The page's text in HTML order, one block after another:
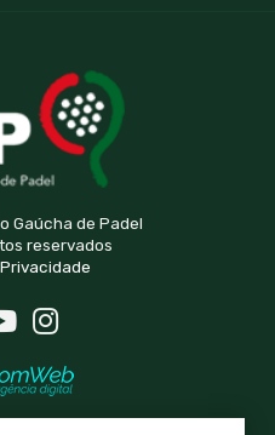
Gaúcha de Padel
reservados